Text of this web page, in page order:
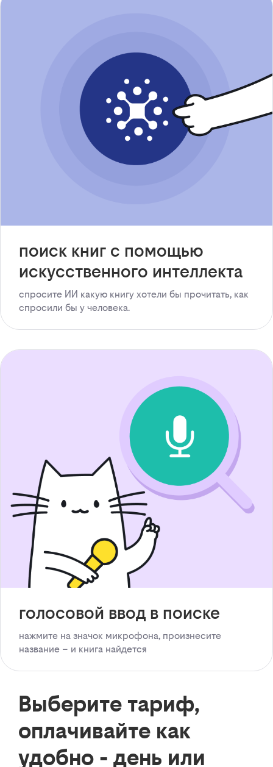
поиск книг с помощью
искусственного интеллекта
спросите ИИ какую книгу хотели бы прочитать, как
спросили бы у человека.
голосовой ввод в поиске
нажмите на значок микрофона, произнесите
название – и книга найдется
Выберите тариф,
оплачивайте как
удобно - день или